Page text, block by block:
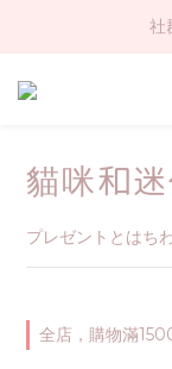
社
社
超
社
貓咪和
プレゼントとはち
全店，購物滿